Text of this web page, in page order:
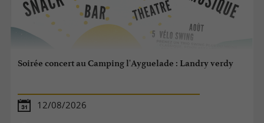
Soirée concert au Camping l'Ayguelade : Landry verdy
12/08/2026